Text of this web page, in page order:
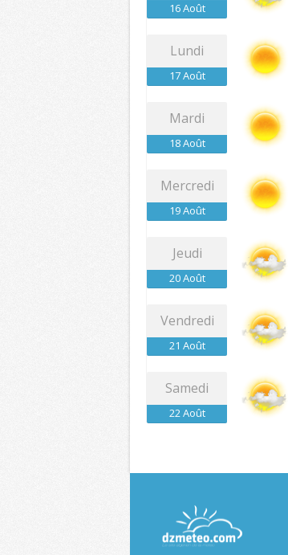
16 Août
Lundi
17 Août
Mardi
18 Août
Mercredi
19 Août
Jeudi
20 Août
Vendredi
21 Août
Samedi
22 Août